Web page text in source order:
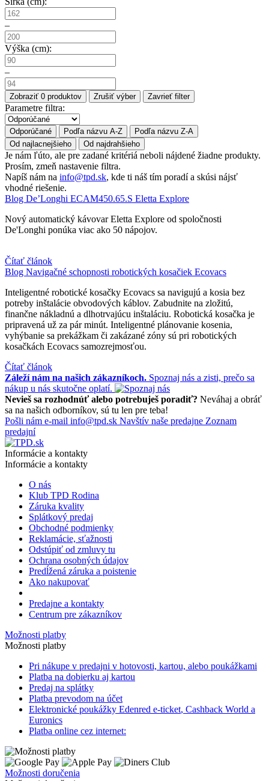
–
Výška (cm):
–
Zobraziť 0 produktov Zrušiť výber Zavrieť filter
Parametre filtra:
Odporúčané Podľa názvu A-Z
Podľa názvu Z-A
Od najlacnejšieho
Od najdrahšieho
Je nám ľúto, ale pre zadané kritériá neboli nájdené žiadne produkty.
Prosím, zmeň nastavenie filtra.
Napíš nám na info@tpd.sk, kde ti náš tím poradí a skúsi nájsť
vhodné riešenie.
Blog De’Longhi ECAM450.65.S Eletta Explore
Nový automatický kávovar Eletta Explore od spoločnosti
De'Longhi ponúka viac ako 50 nápojov.
Čítať článok
Blog Navigačné schopnosti robotických kosačiek Ecovacs
Inteligentné robotické kosačky Ecovacs sa navigujú a kosia bez
potreby inštalácie obvodových káblov. Zabudnite na zložitú,
finančne nákladnú a dlhotrvajúcu inštaláciu. Robotická kosačka je
pripravená už za pár minút. Inteligentné plánovanie kosenia,
vyhýbanie sa prekážkam či zakázané zóny sú pri robotických
kosačkách Ecovacs samozrejmosťou.
Čítať článok
Záleží nám na našich zákazníkoch. Spoznaj nás a zisti, prečo sa
nákup u nás skutočne oplatí.
Nevieš sa rozhodnúť alebo potrebuješ poradiť? Neváhaj a obráť
sa na našich odborníkov, sú tu len pre teba!
Pošli nám e-mail info@tpd.sk Navštív naše predajne Zoznam
predajní
Informácie a kontakty
Informácie a kontakty
O nás
Klub TPD Rodina
Záruka kvality
Splátkový predaj
Obchodné podmienky
Reklamácie, sťažnosti
Odstúpiť od zmluvy tu
Ochrana osobných údajov
Predĺžená záruka a poistenie
Ako nakupovať
Predajne a kontakty
Centrum pre zákazníkov
Možnosti platby
Možnosti platby
Pri nákupe v predajni v hotovosti, kartou, alebo poukážkami
Platba na dobierku aj kartou
Predaj na splátky
Platba prevodom na účet
Elektronické poukážky Edenred e-ticket, Cashback World a
Euronics
Platba online cez internet:
Možnosti doručenia